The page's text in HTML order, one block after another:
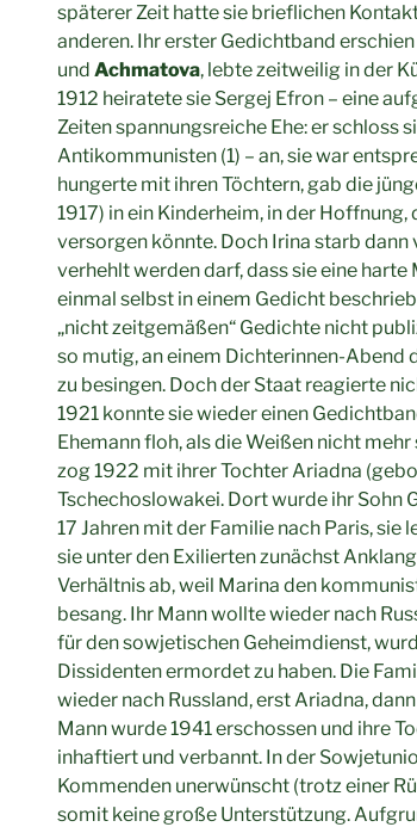
späterer Zeit hatte sie brieflichen
anderen. Ihr erster Gedichtband
und Achmatova, lebte zeitweilig in der
1912 heiratete sie Sergej Efron – eine
Zeiten spannungsreiche Ehe: er schloss
Antikommunisten (1) – an, sie war
hungerte mit ihren Töchtern, gab die
1917) in ein Kinderheim, in der Hoffnung,
versorgen könnte. Doch Irina starb dann
verhehlt werden darf, dass sie eine harte
einmal selbst in einem Gedicht
„nicht zeitgemäßen“ Gedichte nicht
so mutig, an einem Dichterinnen-Abend
zu besingen. Doch der Staat reagierte
1921 konnte sie wieder einen
Ehemann floh, als die Weißen nicht
zog 1922 mit ihrer Tochter Ariadna
Tschechoslowakei. Dort wurde ihr Sohn
17 Jahren mit der Familie nach Paris,
sie unter den Exilierten zunächst
Verhältnis ab, weil Marina den
besang. Ihr Mann wollte wieder nach
für den sowjetischen Geheimdienst,
Dissidenten ermordet zu haben. Die
wieder nach Russland, erst Ariadna,
Mann wurde 1941 erschossen und ihre
inhaftiert und verbannt. In der
Kommenden unerwünscht (trotz einer
somit keine große Unterstützung.